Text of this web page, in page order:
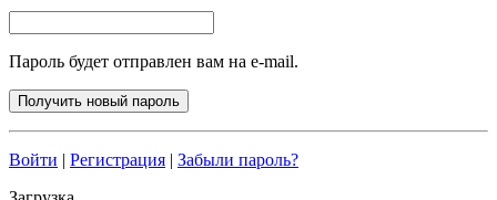
Пароль будет отправлен вам на e-mail.
Войти | Регистрация | Забыли пароль?